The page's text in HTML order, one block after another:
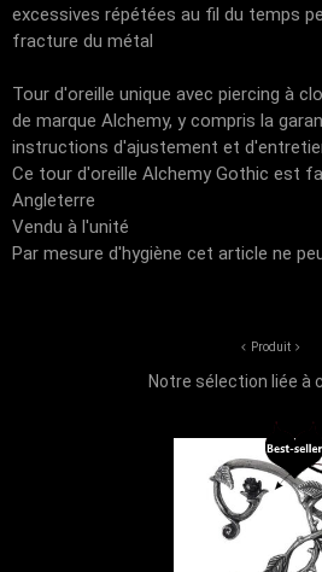
excessives répétées au fil du temps
fracture du métal
Tour d'oreille unique avec piercing à
de marque Alchemy, y compris la
instructions d'ajustement et
Ce tour d'oreille Alchemy Gothic est
Angleterre
Vendu à l'unité
Par mesure d'hygiène cet article ne
Produit
Notre sélection liée à